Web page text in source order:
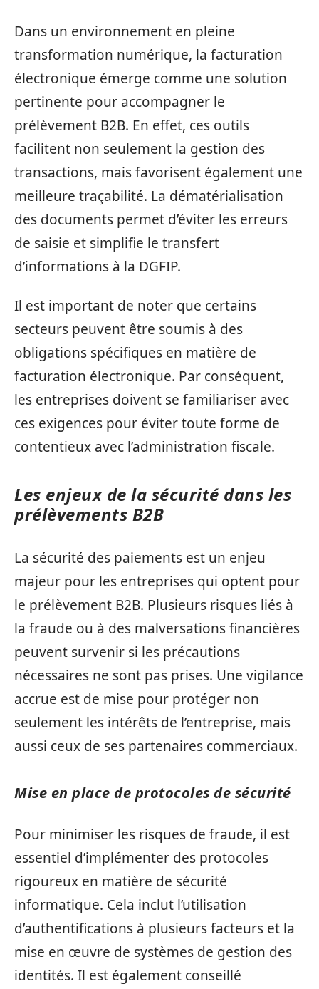
Dans un environnement en pleine
transformation numérique, la facturation
électronique émerge comme une solution
pertinente pour accompagner le
prélèvement B2B. En effet, ces outils
facilitent non seulement la gestion des
transactions, mais favorisent également une
meilleure traçabilité. La dématérialisation
des documents permet d’éviter les erreurs
de saisie et simplifie le transfert
d’informations à la DGFIP.
Il est important de noter que certains
secteurs peuvent être soumis à des
obligations spécifiques en matière de
facturation électronique. Par conséquent,
les entreprises doivent se familiariser avec
ces exigences pour éviter toute forme de
contentieux avec l’administration fiscale.
Les enjeux de la sécurité dans les
prélèvements B2B
La sécurité des paiements est un enjeu
majeur pour les entreprises qui optent pour
le prélèvement B2B. Plusieurs risques liés à
la fraude ou à des malversations financières
peuvent survenir si les précautions
nécessaires ne sont pas prises. Une vigilance
accrue est de mise pour protéger non
seulement les intérêts de l’entreprise, mais
aussi ceux de ses partenaires commerciaux.
Mise en place de protocoles de sécurité
Pour minimiser les risques de fraude, il est
essentiel d’implémenter des protocoles
rigoureux en matière de sécurité
informatique. Cela inclut l’utilisation
d’authentifications à plusieurs facteurs et la
mise en œuvre de systèmes de gestion des
identités. Il est également conseillé